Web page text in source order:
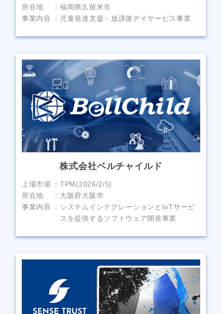
所在地
福岡県久留米市
事業内容
児童発達支援・放課後デイサービス事業
株式会社ベルチャイルド
上場市場
TPM(2026/2/5)
所在地
大阪府大阪市
事業内容
システムインテグレーションとIoTサービ
スを提供するソフトウェア開発事業